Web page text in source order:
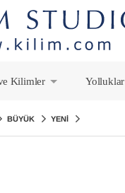
Kilimler
Yolluklar
BÜYÜK YENI